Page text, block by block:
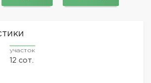
участок
12 сот.